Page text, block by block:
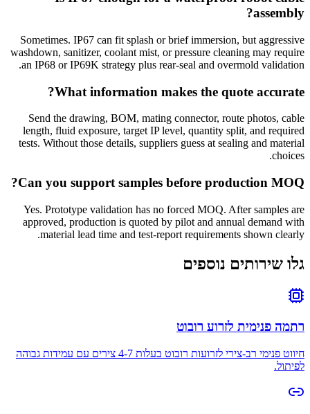
assembly?
Sometimes. IP67 can fit splash or brief immersion, but aggressive
washdown, sanitizer, coolant mist, or pressure cleaning may require
an IP68 or IP69K strategy plus rear-seal and overmold validation.
What information makes the quote accurate?
Send the drawing, BOM, mating connector, route photos, cable
length, fluid exposure, target IP level, quantity split, and required
tests. Without those details, suppliers guess at sealing and material
choices.
Can you support samples before production MOQ?
Yes. Prototype validation has no forced MOQ. After samples are
approved, production is quoted by pilot and annual demand with
material lead time and test-report requirements shown clearly.
גלו שירותים נוספים
רתמה פנימית לזרוע רובוט
חיווט פנימי רב-צירי לזרועות רובוט בעלות 4-7 צירים עם עמידות גבוהה
לפיתול.